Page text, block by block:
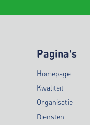
Pagina's
Homepage
Kwaliteit
Organisatie
Diensten